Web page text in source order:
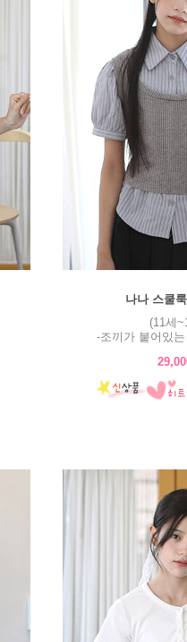
나나 스쿨
(11세
-조끼가 붙어있